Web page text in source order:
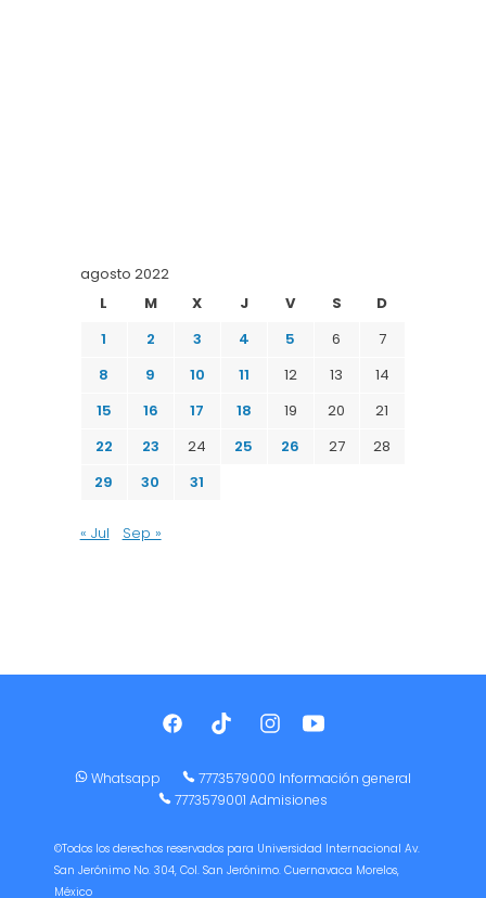
agosto 2022
L
M X J V S
D
1
2 3 4 5 6
7
8
9 10 11 12 13
14
15
16 17 18 19 20
21
22
23 24 25 26 27
28
29
30 31
« Jul Sep »
Whatsapp
7773579000 Información general
7773579001 Admisiones
©Todos los derechos reservados para Universidad Internacional Av.
San Jerónimo No. 304, Col. San Jerónimo. Cuernavaca Morelos,
México